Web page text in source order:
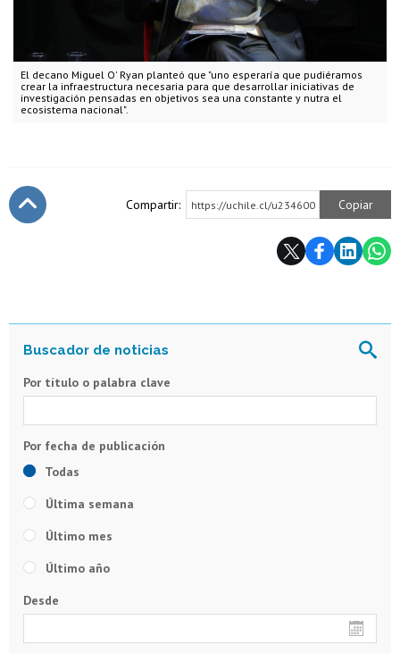
El decano Miguel O' Ryan planteó que "uno esperaría que pudiéramos
crear la infraestructura necesaria para que desarrollar iniciativas de
investigación pensadas en objetivos sea una constante y nutra el
ecosistema nacional".
Compartir: https://uchile.cl/u234600 Copiar
Por título o palabra clave
Todas
Última semana
Último mes
Último año
Desde